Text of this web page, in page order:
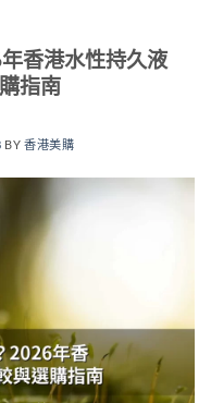
香港水性持久液
指南
BY香港美購